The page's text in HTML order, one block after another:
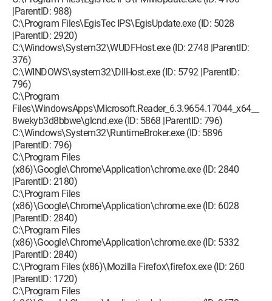
|ParentID: 988)
C:\Program Files\EgisTec IPS\EgisUpdate.exe (ID: 5028
|ParentID: 2920)
C:\Windows\System32\WUDFHost.exe (ID: 2748 |ParentID:
376)
C:\WINDOWS\system32\DllHost.exe (ID: 5792 |ParentID:
796)
C:\Program
Files\WindowsApps\Microsoft.Reader_6.3.9654.17044_x64__
8wekyb3d8bbwe\glcnd.exe (ID: 5868 |ParentID: 796)
C:\Windows\System32\RuntimeBroker.exe (ID: 5896
|ParentID: 796)
C:\Program Files
(x86)\Google\Chrome\Application\chrome.exe (ID: 2840
|ParentID: 2180)
C:\Program Files
(x86)\Google\Chrome\Application\chrome.exe (ID: 6028
|ParentID: 2840)
C:\Program Files
(x86)\Google\Chrome\Application\chrome.exe (ID: 5332
|ParentID: 2840)
C:\Program Files (x86)\Mozilla Firefox\firefox.exe (ID: 260
|ParentID: 1720)
C:\Program Files